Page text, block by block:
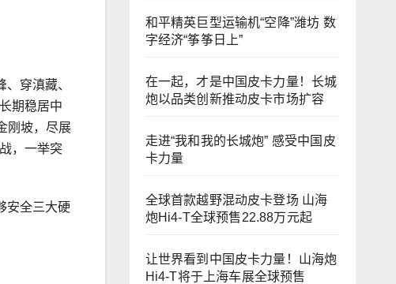
穿滇藏、
期稳居中
刚坡，尽展
，一举突
安全三大硬
和平精英巨型运输机“空降”潍坊 数
字经济“筝筝日上”
在一起，才是中国皮卡力量！长城
炮以品类创新推动皮卡市场扩容
走进“我和我的长城炮” 感受中国皮
卡力量
全球首款越野混动皮卡登场 山海
炮Hi4-T全球预售22.88万元起
让世界看到中国皮卡力量！山海炮
Hi4-T将于上海车展全球预售